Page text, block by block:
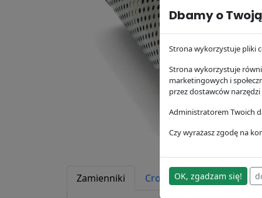
Zamienniki Cross Reference
Dbamy o
Strona wykorzystuje pliki
Strona wykorzystuje
marketingowych i
przez dostawców
Administratorem Twoich
Czy wyrażasz zgodę na
OK, zgadzam się!